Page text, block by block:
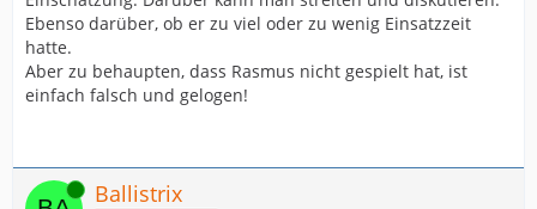
Ebenso darüber, ob er zu viel oder zu wenig Einsatzzeit
hatte.
Aber zu behaupten, dass Rasmus nicht gespielt hat, ist
einfach falsch und gelogen!
Online Ballistrix